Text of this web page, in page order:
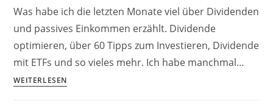
Was habe ich die letzten Monate viel über Dividenden
und passives Einkommen erzählt. Dividende
optimieren, über 60 Tipps zum Investieren, Dividende
mit ETFs und so vieles mehr. Ich habe manchmal…
WEITERLESEN